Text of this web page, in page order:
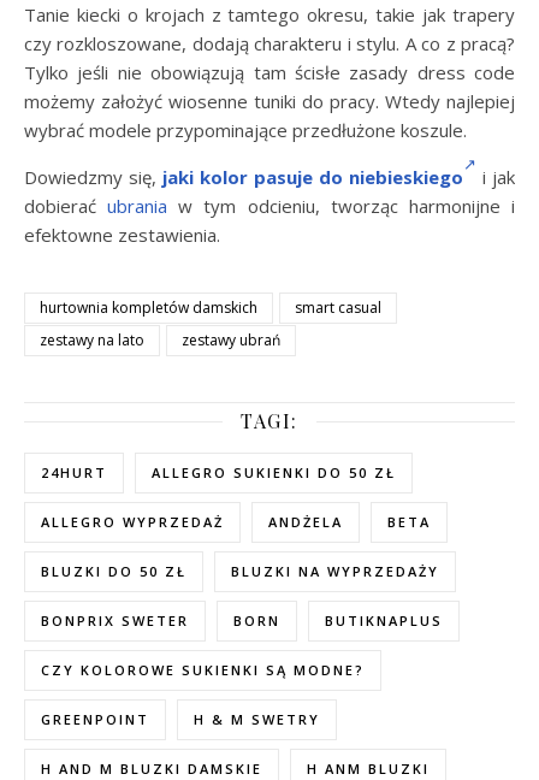
Tanie kiecki o krojach z tamtego okresu, takie jak trapery
czy rozkloszowane, dodają charakteru i stylu. A co z pracą?
Tylko jeśli nie obowiązują tam ścisłe zasady dress code
możemy założyć wiosenne tuniki do pracy. Wtedy najlepiej
wybrać modele przypominające przedłużone koszule.
Dowiedzmy się, jaki kolor pasuje do niebieskiego
i jak
dobieraćubrania w tym odcieniu, tworząc harmonijne i
efektowne zestawienia.
hurtownia kompletów damskich
smart casual
zestawy na lato
zestawy ubrań
TAGI:
24HURT ALLEGRO SUKIENKI DO 50 ZŁ
ALLEGRO WYPRZEDAŻ ANDŻELA BETA
BLUZKI DO 50 ZŁ BLUZKI NA WYPRZEDAŻY
BONPRIX SWETER BORN BUTIKNAPLUS
CZY KOLOROWE SUKIENKI SĄ MODNE?
GREENPOINT H & M SWETRY
H AND M BLUZKI DAMSKIE H ANM BLUZKI